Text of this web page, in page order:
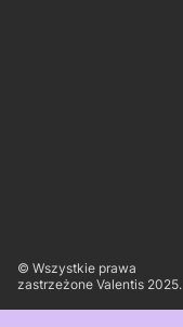
© Wszystkie prawa
zastrzeżone Valentis 2025.